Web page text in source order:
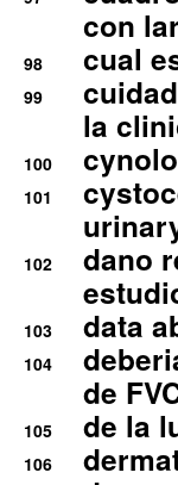
con
98 cual
99
la
100
101
102
dano
103 data
104
de
105 de la
106